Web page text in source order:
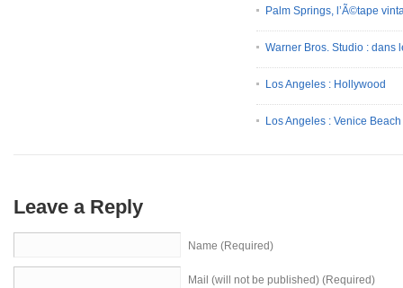
Palm Springs, l’Ã©tape
Warner Bros. Studio : dans
Los Angeles : Hollywood
Los Angeles : Venice
Leave a Reply
Name (Required)
Mail (will not be published) (Required)